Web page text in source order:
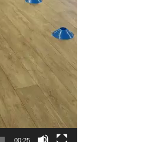
00:25